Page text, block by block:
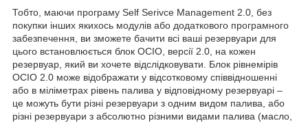
Тобто, маючи програму Self Serivce Management 2.0, без
покупки інших якихось модулів або додаткового програмного
забезпечення, ви зможете бачити всі ваші резервуари для
цього встановлюється блок OCIO, версії 2.0, на кожен
резервуар, який ви хочете відслідковувати. Блок рівнемірів
OCIO 2.0 може відображати у відсотковому співвідношенні
або в міліметрах рівень палива у відповідному резервуарі –
це можуть бути різні резервуари з одним видом палива, або
різні резервуари з абсолютно різними видами палива (масло,